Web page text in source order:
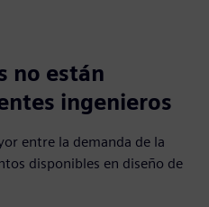
no están
ingenieros
entre la demanda de la
disponibles en diseño de